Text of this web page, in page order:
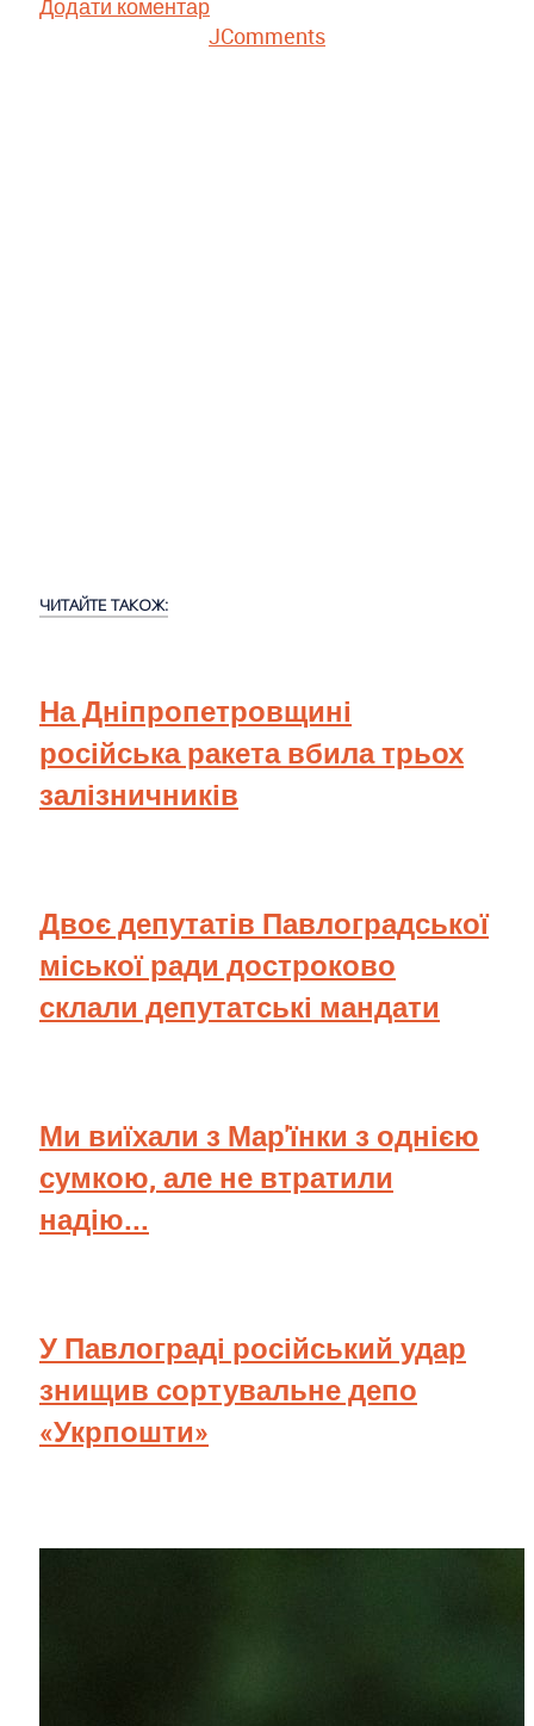
Додати коментар
JComments
ЧИТАЙТЕ ТАКОЖ:
На Дніпропетровщині
російська ракета вбила трьох
залізничників
Двоє депутатів Павлоградської
міської ради достроково
склали депутатські мандати
Ми виїхали з Мар'їнки з однією
сумкою, але не втратили
надію...
У Павлограді російський удар
знищив сортувальне депо
«Укрпошти»